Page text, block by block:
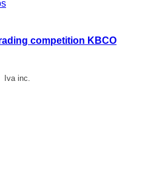
competition KBCO
Iva inc.